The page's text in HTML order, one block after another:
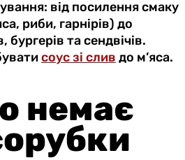
від посилення смаку
риби, гарнірів) до
та сендвічів.
соус зі слив до м’яса.
немає